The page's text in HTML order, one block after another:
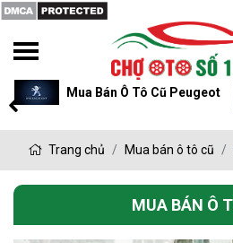
Mua Bán Ô Tô Cũ Peugeot
Trang chủ Mua bán ô tô cũ
MUA BÁN Ô